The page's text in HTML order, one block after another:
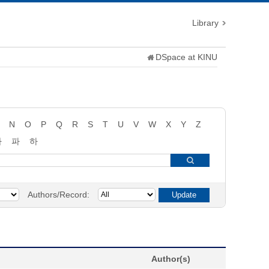
Library
DSpace at KINU
N O P Q R S T U V W X Y
Z
파
하
Authors/Record:
Author(s)